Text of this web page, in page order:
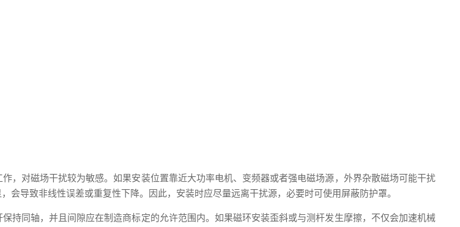
，对磁场干扰较为敏感。如果安装位置靠近大功率电机、变频器或者强电磁场源，外界杂散磁场可能干扰
导致非线性误差或重复性下降。因此，安装时应尽量远离干扰源，必要时可使用屏蔽防护罩。
持同轴，并且间隙应在制造商标定的允许范围内。如果磁环安装歪斜或与测杆发生摩擦，不仅会加速机械